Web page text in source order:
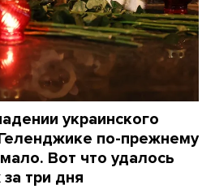
украинского
по-прежнему
Вот что удалось
три дня